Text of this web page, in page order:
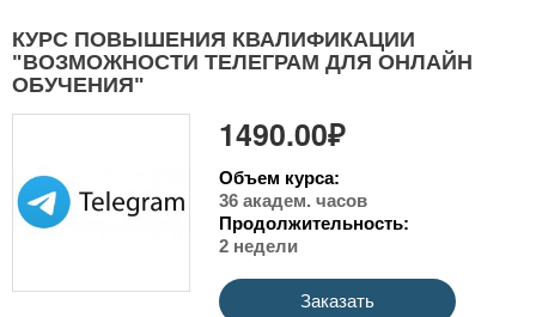
КУРС ПОВЫШЕНИЯ КВАЛИФИКАЦИИ
"ВОЗМОЖНОСТИ ТЕЛЕГРАМ ДЛЯ ОНЛАЙН
ОБУЧЕНИЯ"
1490.00₽
Объем курса:
36 академ. часов
Продолжительность:
2 недели
Заказать